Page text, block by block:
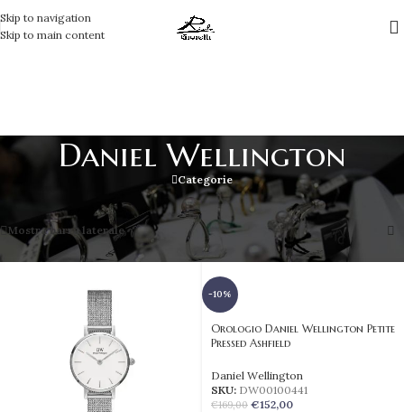
Skip to navigation
Skip to main content
Daniel Wellington
Categorie
Visualizzazione di 1-12 di 15 risultati
Mostra barra laterale
-10%
Orologio Daniel Wellington Petite
Pressed Ashfield
Daniel Wellington
SKU: DW00100441
€169,00 €152,00